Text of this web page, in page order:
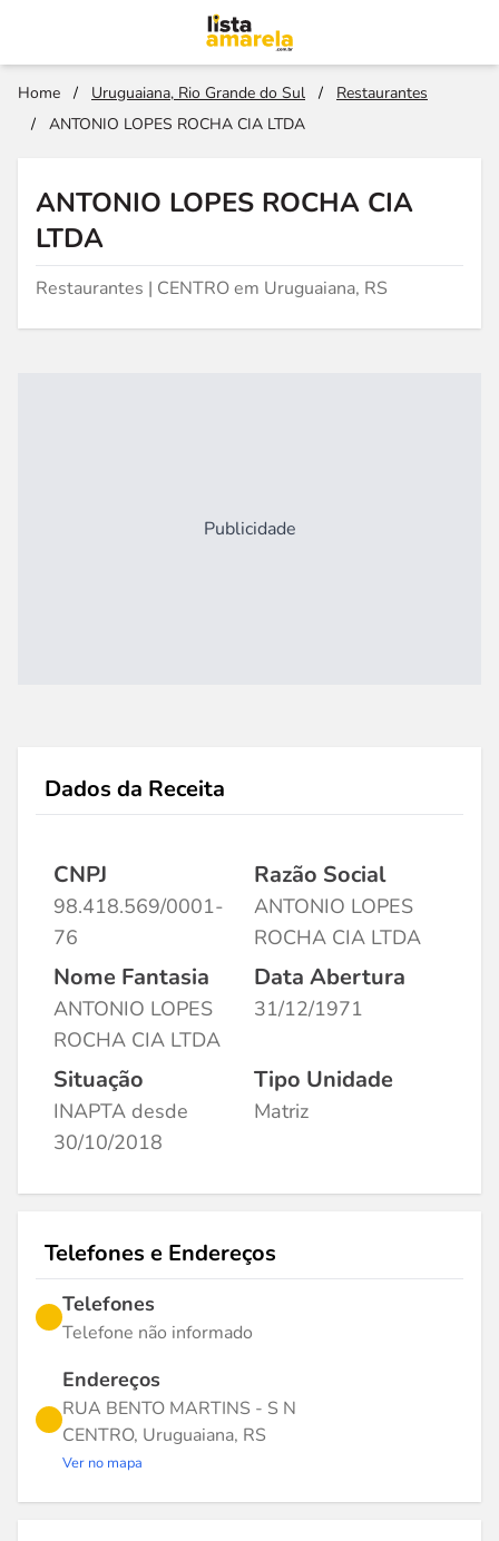
Home / Uruguaiana, Rio Grande do Sul /
Restaurantes
/
ANTONIO LOPES ROCHA CIA LTDA
ANTONIO LOPES ROCHA CIA
LTDA
Restaurantes | CENTRO em Uruguaiana, RS
Publicidade
Dados da Receita
CNPJ
98.418.569/0001-
76
Razão Social
ANTONIO LOPES
ROCHA CIA LTDA
Nome Fantasia
ANTONIO LOPES
ROCHA CIA LTDA
Data Abertura
31/12/1971
Situação
INAPTA desde
30/10/2018
Tipo Unidade
Matriz
Telefones e Endereços
Telefones
Telefone não informado
Endereços
RUA BENTO MARTINS - S N
CENTRO, Uruguaiana, RS
Ver no mapa